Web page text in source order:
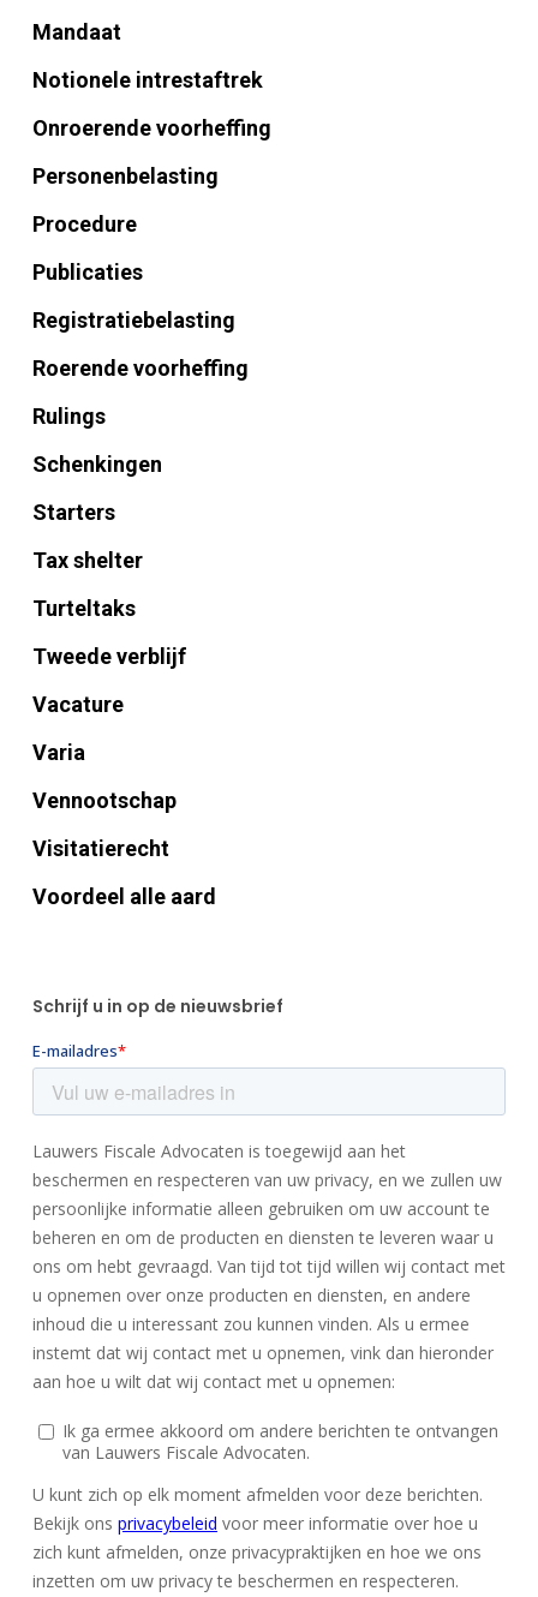
Mandaat
Notionele intrestaftrek
Onroerende voorheffing
Personenbelasting
Procedure
Publicaties
Registratiebelasting
Roerende voorheffing
Rulings
Schenkingen
Starters
Tax shelter
Turteltaks
Tweede verblijf
Vacature
Varia
Vennootschap
Visitatierecht
Voordeel alle aard
Schrijf u in op de nieuwsbrief